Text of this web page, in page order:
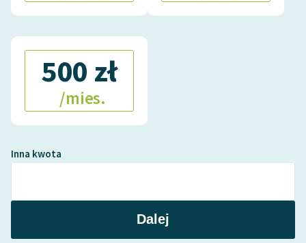
500 zł
/mies.
Inna kwota
Dalej